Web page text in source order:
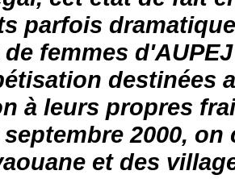
parfois
femmes
destinées
à leurs propres
septembre 2000,
et des